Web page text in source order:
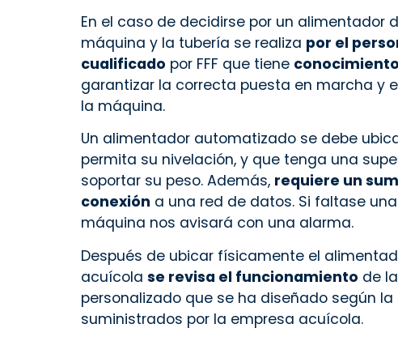
En el caso de decidirse por un alimentador
máquina y la tubería se realiza por el
cualificado por FFF que tiene
garantizar la correcta puesta en marcha y
la máquina.
Un alimentador automatizado se debe
permita su nivelación, y que tenga una
soportar su peso. Además, requiere un
conexión a una red de datos. Si faltase
máquina nos avisará con una alarma.
Después de ubicar físicamente el
acuícolase revisa el funcionamiento de
personalizado que se ha diseñado según
suministrados por la empresa acuícola.